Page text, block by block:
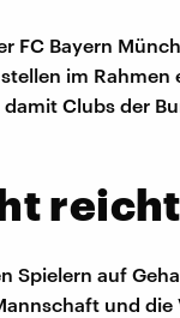
FC Bayern
im
damit Clubs der
Spielern auf
und